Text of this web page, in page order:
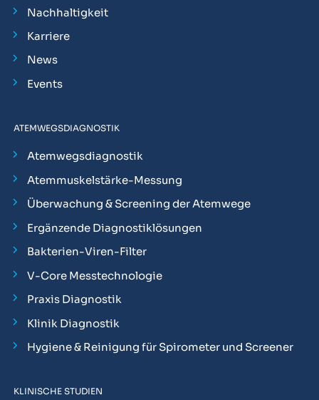
Nachhaltigkeit
Karriere
News
Events
ATEMWEGSDIAGNOSTIK
Atemwegsdiagnostik
Atemmuskelstärke-Messung
Überwachung & Screening der Atemwege
Ergänzende Diagnostiklösungen
Bakterien-Viren-Filter
V-Core Messtechnologie
Praxis Diagnostik
Klinik Diagnostik
Hygiene & Reinigung für Spirometer und Screener
KLINISCHE STUDIEN